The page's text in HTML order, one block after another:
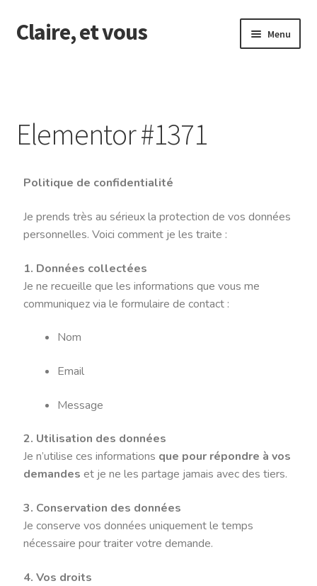
Claire, et vous Menu
ateliers de groupe
Contact Form
Elementor #1371
Formulaire de réservation
Full Day Booking
L’association
Qui suis-je
Time Appointments Booking
Time Slots Booking
Elementor #1371
Politique de confidentialité
Je prends très au sérieux la protection de vos données
personnelles. Voici comment je les traite :
1. Données collectées
Je ne recueille que les informations que vous me
communiquez via le formulaire de contact :
Nom
Email
Message
2. Utilisation des données
Je n’utilise ces informations que pour répondre à vos
demandes et je ne les partage jamais avec des tiers.
3. Conservation des données
Je conserve vos données uniquement le temps
nécessaire pour traiter votre demande.
4. Vos droits